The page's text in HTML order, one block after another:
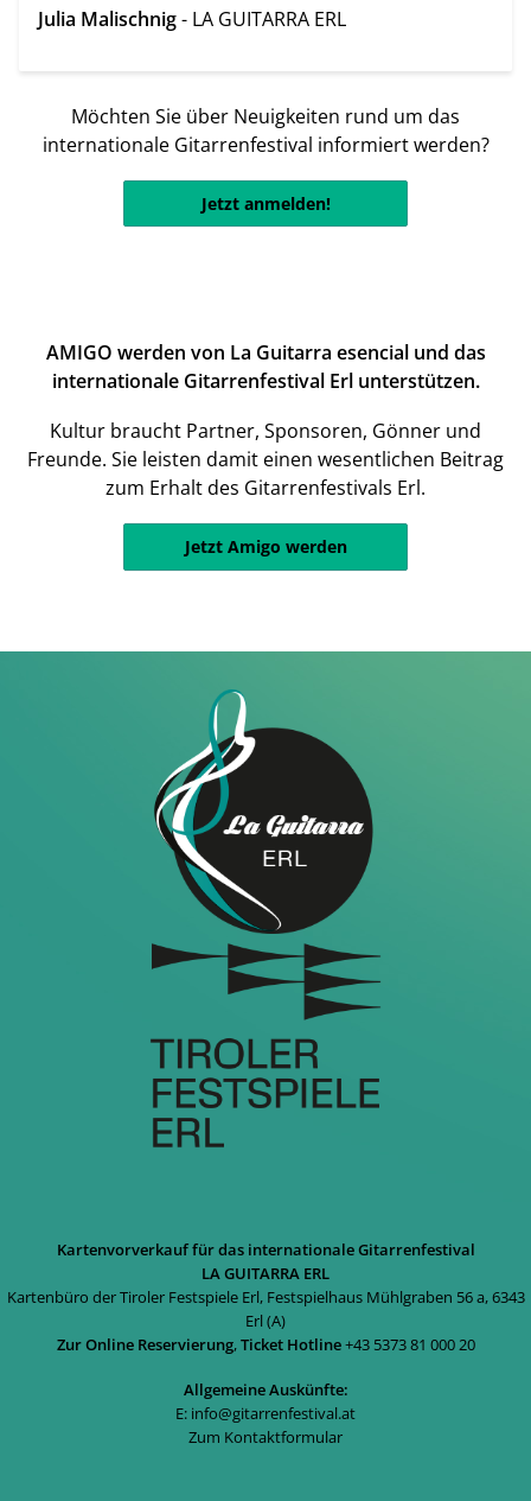
Julia Malischnig- LA GUITARRA ERL
Möchten Sie über Neuigkeiten rund um das
internationale Gitarrenfestival informiert werden?
Jetzt anmelden!
AMIGO werden von La Guitarra esencial und das
internationale Gitarrenfestival Erl unterstützen.
Kultur braucht Partner, Sponsoren, Gönner und
Freunde. Sie leisten damit einen wesentlichen Beitrag
zum Erhalt des Gitarrenfestivals Erl.
Jetzt Amigo werden
Kartenvorverkauf für das internationale Gitarrenfestival
LA GUITARRA ERL
Kartenbüro der Tiroler Festspiele Erl, Festspielhaus Mühlgraben 56 a, 6343
Erl (A)
Zur Online Reservierung,Ticket Hotline+43 5373 81 000 20
Allgemeine Auskünfte:
E: info@gitarrenfestival.at
Zum Kontaktformular